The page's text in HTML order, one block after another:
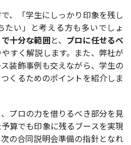
、「学生にしっかり印象を残し
たい」と考える方も多いでしょ
十分な範囲と、 プロに任せるべ
すく解説します。また、弊社が
装飾事例も交えながら、学生の
くるためのポイントを紹介しま
プロの力を借りるべき部分を見
算でも印象に残るブースを実現
の合同説明会準備の指針となれ